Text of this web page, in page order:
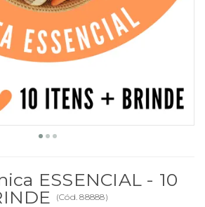
ESSENCIAL - 10
(Cód.88888)